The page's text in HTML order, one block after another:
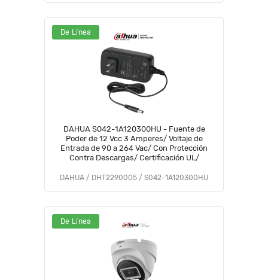
De Línea
DAHUA S042-1A120300HU - Fuente de
Poder de 12 Vcc 3 Amperes/ Voltaje de
Entrada de 90 a 264 Vac/ Con Protección
Contra Descargas/ Certificación UL/
DAHUA / DHT2290005 / S042-1A120300HU
De Línea